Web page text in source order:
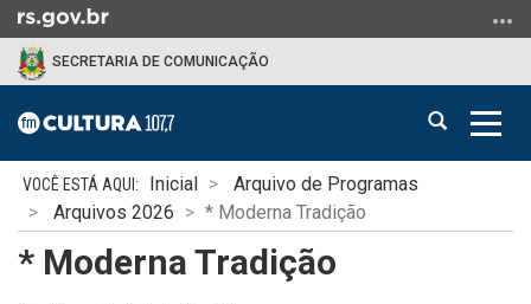
para
menu
para
SECRETARIA DE COMUNICAÇÃO
Abrir
Início
conteúdo
Inicial
Arquivo de Programas
Arquivos 2026
* Moderna Tradição
* Moderna Tradição